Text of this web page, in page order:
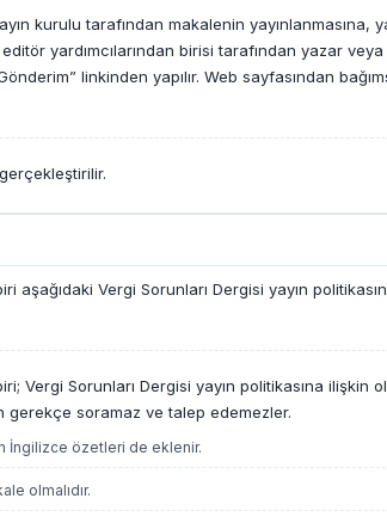
kurulu tarafından makalenin
yardımcılarından birisi tarafından yazar
linkinden yapılır. Web sayfasından
Vergi Sorunları Dergisi yayın
Sorunları Dergisi yayın politikasına ilişkin
gerekçe soramaz ve talep edemezler.
İngilizce özetleri de eklenir.
olmalıdır.